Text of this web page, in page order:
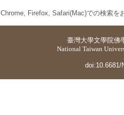
Chrome, Firefox, Safari(Mac)での検索を
臺灣大學文學院佛
National Taiwan
doi:10.6681/